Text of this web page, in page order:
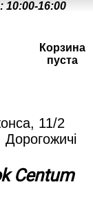
10:00-16:00
11/2
Корзина
пуста
Centum